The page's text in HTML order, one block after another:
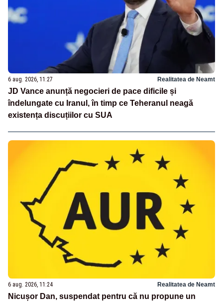
6 aug. 2026, 11:27 Realitatea de Neamt
JD Vance anunță negocieri de pace dificile și
îndelungate cu Iranul, în timp ce Teheranul neagă
existența discuțiilor cu SUA
6 aug. 2026, 11:24 Realitatea de Neamt
Nicușor Dan, suspendat pentru că nu propune un